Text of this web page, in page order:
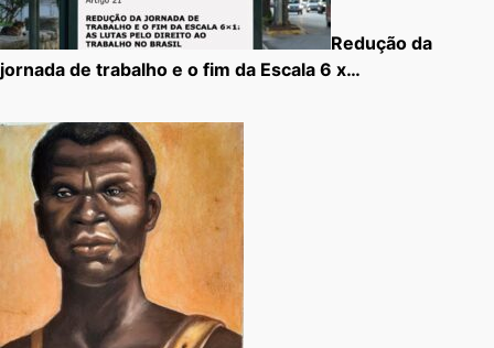
Redução da
jornada de trabalho e o fim da Escala 6 x…